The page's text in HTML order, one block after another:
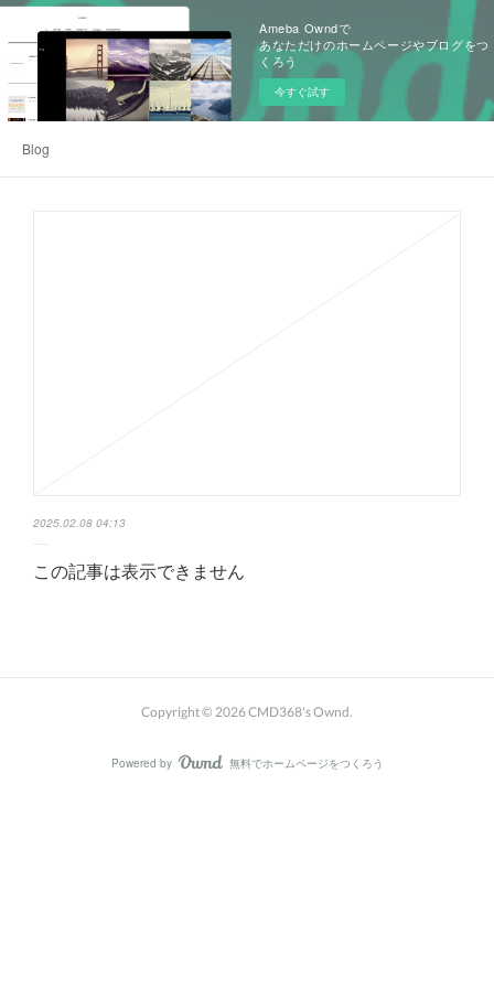
Ameba Owndで
あなただけのホームページやブログをつ
くろう
今すぐ試す
Blog
2025.02.08 04:13
この記事は表示できません
Copyright © 2026CMD368's Ownd.
Powered by AmebaOwnd
無料でホームページをつくろう